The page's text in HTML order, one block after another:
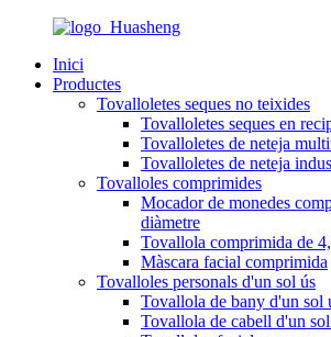
Inici
Productes
Tovalloletes seques no teixides
Tovalloletes seques en
Tovalloletes de neteja
Tovalloletes de neteja
Tovalloles comprimides
Mocador de monedes
diàmetre
Tovallola comprimida de
Màscara facial comprimida
Tovalloles personals d'un sol ús
Tovallola de bany d'un sol
Tovallola de cabell d'un